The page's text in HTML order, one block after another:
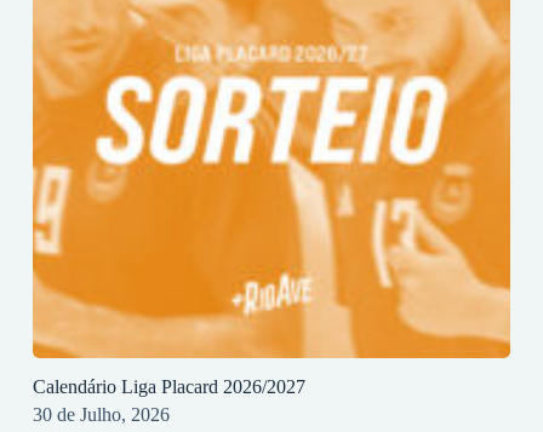
Calendário Liga Placard 2026/2027
30 de Julho, 2026